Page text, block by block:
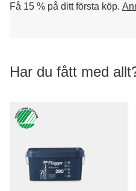
Få 15 % på ditt första köp.
Har du fått med